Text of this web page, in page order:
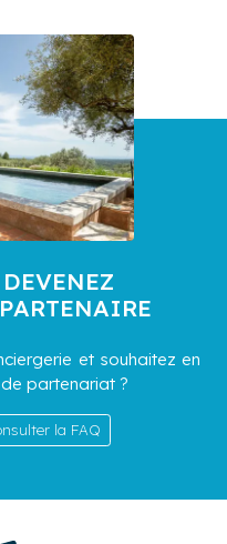
et souhaitez en
partenariat ?
la FAQ